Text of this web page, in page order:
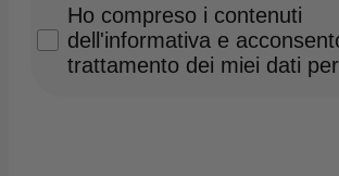
Privacy Policy
Ho compreso i contenuti
dell'informativa e
trattamento dei miei dati